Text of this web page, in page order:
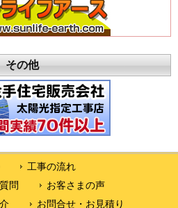
その他
工事の流れ
問
お客さまの声
お問合せ・お見積り